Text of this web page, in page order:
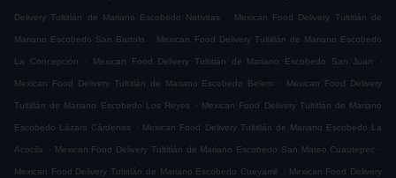
Delivery Tultitlán de Mariano Escobedo Nativitas . Mexican Food Delivery Tultitlán de
Mariano Escobedo San Bartolo . Mexican Food Delivery Tultitlán de Mariano Escobedo
La Concepción . Mexican Food Delivery Tultitlán de Mariano Escobedo San Juan .
Mexican Food Delivery Tultitlán de Mariano Escobedo Belem . Mexican Food Delivery
Tultitlán de Mariano Escobedo Los Reyes . Mexican Food Delivery Tultitlán de Mariano
Escobedo Lázaro Cárdenas . Mexican Food Delivery Tultitlán de Mariano Escobedo La
Acocila . Mexican Food Delivery Tultitlán de Mariano Escobedo San Mateo Cuautepec .
Mexican Food Delivery Tultitlán de Mariano Escobedo Cueyamil . Mexican Food Delivery